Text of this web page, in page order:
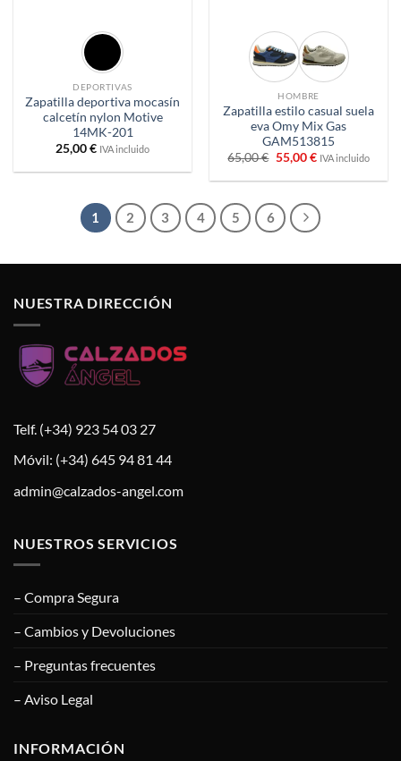
DEPORTIVAS
Zapatilla deportiva mocasín
calcetín nylon Motive
14MK-201
25,00€ IVA incluido
HOMBRE
Zapatilla estilo casual suela
eva Omy Mix Gas
GAM513815
65,00€ El
precio
original
65,00 €.
55,00€El
actual
IVA incluido
1 2 3 4 5 6
NUESTRA DIRECCIÓN
Telf. (+34) 923 54 03 27
Móvil: (+34) 645 94 81 44
admin@calzados-angel.com
NUESTROS SERVICIOS
– Compra Segura
– Cambios y Devoluciones
– Preguntas frecuentes
– Aviso Legal
INFORMACIÓN